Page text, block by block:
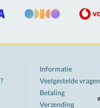
Informatie
Veelgestelde vragen
Betaling
Verzending